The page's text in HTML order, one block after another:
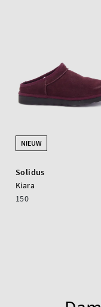
NIEUW
Solidus
Kiara
150